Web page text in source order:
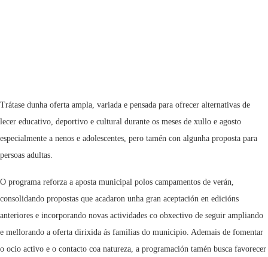
Trátase dunha oferta ampla, variada e pensada para ofrecer alternativas de
lecer educativo, deportivo e cultural durante os meses de xullo e agosto
especialmente a nenos e adolescentes, pero tamén con algunha proposta para
persoas adultas.
O programa reforza a aposta municipal polos campamentos de verán,
consolidando propostas que acadaron unha gran aceptación en edicións
anteriores e incorporando novas actividades co obxectivo de seguir ampliando
e mellorando a oferta dirixida ás familias do municipio. Ademais de fomentar
o ocio activo e o contacto coa natureza, a programación tamén busca favorecer